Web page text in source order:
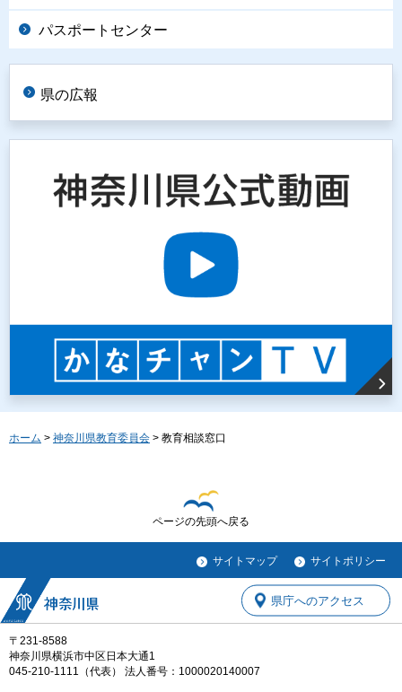
パスポートセンター
県の広報
ホーム > 神奈川県教育委員会 > 教育相談窓口
ページの先頭へ戻る
サイトマップ サイトポリシー
〒231-8588
神奈川県横浜市中区日本大通1
045-210-1111（代表） 法人番号：1000020140007
県庁へのアクセス